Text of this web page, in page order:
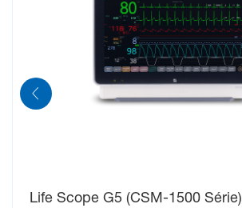
PTC (post-tetanic count)
Life Scope G5 (CSM-1500 Série)